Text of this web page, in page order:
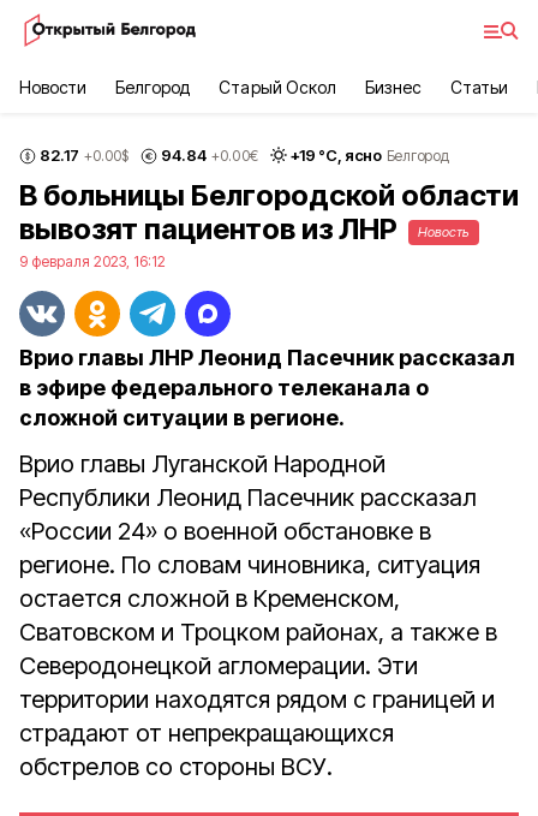
Новости Белгород Старый Оскол Бизнес Статьи
82.17 +0.00$ 94.84 +0.00€ +19 °С, ясно Белгород
В больницы Белгородской области
вывозят пациентов из ЛНР
Новость
9 февраля 2023, 16:12
Врио главы ЛНР Леонид Пасечник рассказал
в эфире федерального телеканала о
сложной ситуации в регионе.
Врио главы Луганской Народной
Республики Леонид Пасечник рассказал
«России 24» о военной обстановке в
регионе. По словам чиновника, ситуация
остается сложной в Кременском,
Сватовском и Троцком районах, а также в
Северодонецкой агломерации. Эти
территории находятся рядом с границей и
страдают от непрекращающихся
обстрелов со стороны ВСУ.